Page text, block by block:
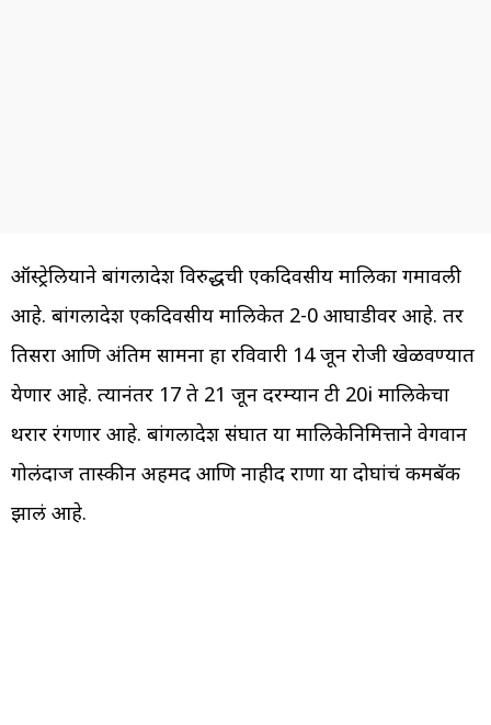
ऑस्ट्रेलियाने बांगलादेश विरुद्धची एकदिवसीय मालिका गमावली
आहे. बांगलादेश एकदिवसीय मालिकेत 2-0 आघाडीवर आहे. तर
तिसरा आणि अंतिम सामना हा रविवारी 14 जून रोजी खेळवण्यात
येणार आहे. त्यानंतर 17 ते 21 जून दरम्यान टी 20i मालिकेचा
थरार रंगणार आहे. बांगलादेश संघात या मालिकेनिमित्ताने वेगवान
गोलंदाज तास्कीन अहमद आणि नाहीद राणा या दोघांचं कमबॅक
झालं आहे.